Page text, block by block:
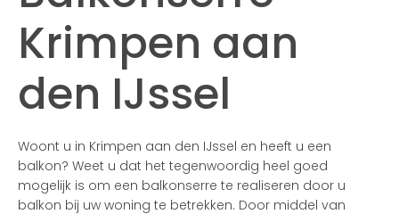
Krimpen aan
den IJssel
Woont u in Krimpen aan den IJssel en heeft u een
balkon? Weet u dat het tegenwoordig heel goed
mogelijk is om een balkonserre te realiseren door u
balkon bij uw woning te betrekken. Door middel van